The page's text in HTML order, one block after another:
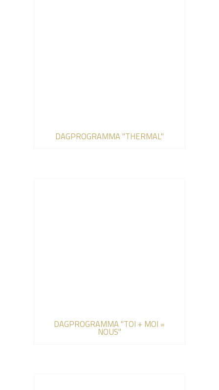
DAGPROGRAMMA "THERMAL"
DAGPROGRAMMA "TOI + MOI =
NOUS"